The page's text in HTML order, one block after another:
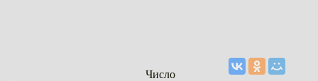
Число